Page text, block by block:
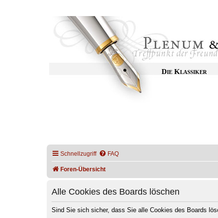
Die Klassiker
Schnellzugriff FAQ
Foren-Übersicht
Alle Cookies des Boards löschen
Sind Sie sich sicher, dass Sie alle Cookies des Boards